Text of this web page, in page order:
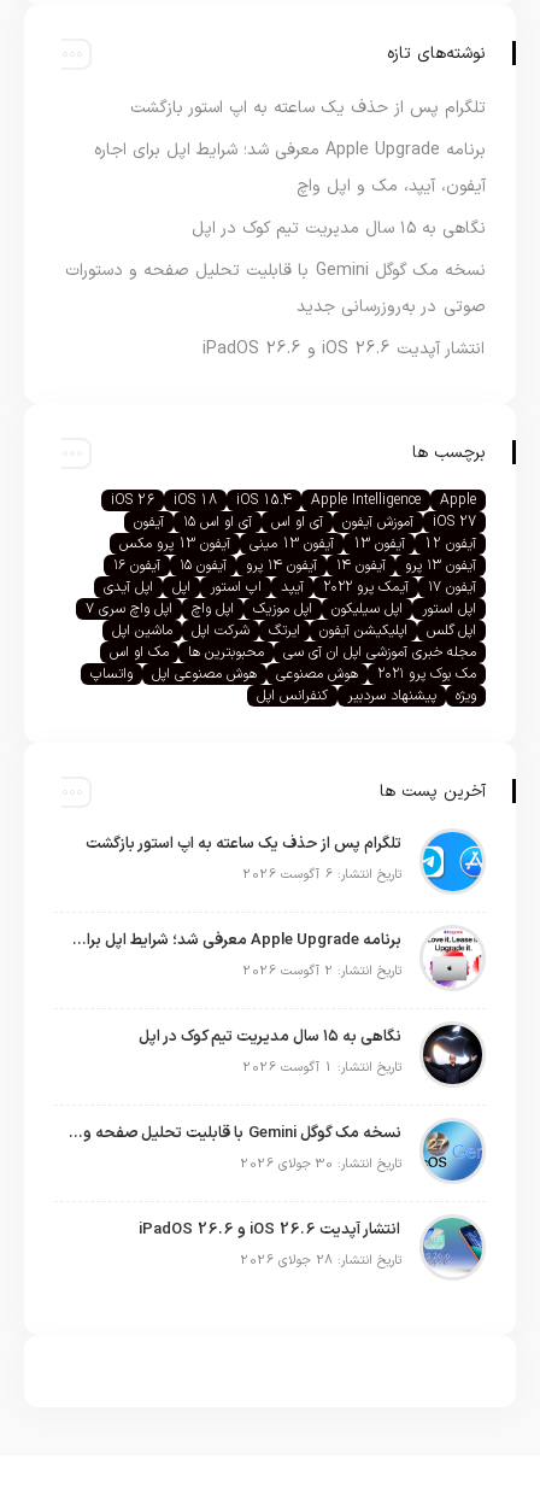
نوشته‌های تازه
تلگرام پس از حذف یک ساعته به اپ استور بازگشت
برنامه Apple Upgrade معرفی شد؛ شرایط اپل برای اجاره
آیفون، آیپد، مک و اپل واچ
نگاهی به ۱۵ سال مدیریت تیم کوک در اپل
نسخه مک گوگل Gemini با قابلیت تحلیل صفحه و دستورات
صوتی در به‌روزرسانی جدید
انتشار آپدیت iOS 26.6 و iPadOS 26.6
برچسب ها
Apple
Apple Intelligence
iOS 15.4
iOS 18
iOS 26
iOS 27
آموزش آیفون آی او اس آی او اس ۱۵
آیفون
آیفون 12
آیفون 13 آیفون 13 مینی
آیفون 13 پرو مکس
آیفون ۱۳ پرو
آیفون ۱۴ آیفون ۱۴ پرو آیفون ۱۵
آیفون ۱۶
آیفون ۱۷
آیمک پرو ۲۰۲۲ آیپد اپ استور اپل
اپل آیدی
اپل استور
اپل سیلیکون اپل موزیک اپل واچ
اپل واچ سری ۷
اپل گلس
اپلیکیشن آیفون ایرتگ شرکت اپل
ماشین اپل
مجله خبری آموزشی اپل ان آی سی
محبوبترین ها
مک او اس
مک بوک پرو ۲۰۲۱
هوش مصنوعی هوش مصنوعی اپل
واتساپ
ویژه
پیشنهاد سردبیر کنفرانس اپل
آخرین پست ها
تلگرام پس از حذف یک ساعته به اپ استور بازگشت
تاریخ انتشار: 6 آگوست 2026
برنامه Apple Upgrade معرفی شد؛ شرایط اپل برای اجاره آیفون، آیپد، مک و اپل واچ
تاریخ انتشار: 2 آگوست 2026
نگاهی به ۱۵ سال مدیریت تیم کوک در اپل
تاریخ انتشار: 1 آگوست 2026
نسخه مک گوگل Gemini با قابلیت تحلیل صفحه و دستورات صوتی در به‌روزرسانی جدید
تاریخ انتشار: 30 جولای 2026
انتشار آپدیت iOS 26.6 و iPadOS 26.6
تاریخ انتشار: 28 جولای 2026